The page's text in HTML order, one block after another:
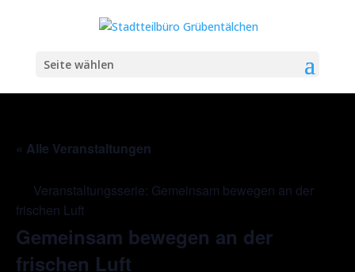
Seite wählen
« Alle Veranstaltungen
Veranstaltungsserie: Gemeinsam bewegen an der
frischen Luft
Gemeinsam bewegen an der
frischen Luft